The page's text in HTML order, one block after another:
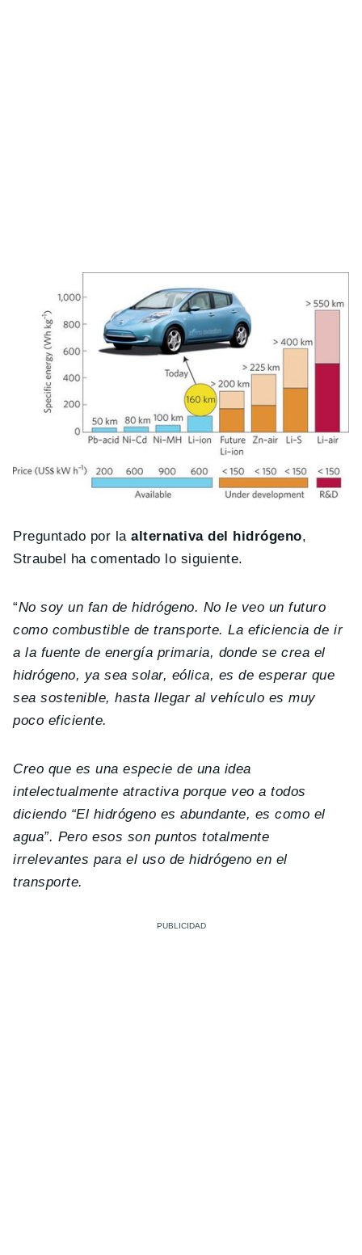
Preguntado por laalternativa del hidrógeno,
Straubel ha comentado lo siguiente.
“No soy un fan de hidrógeno. No le veo un futuro
como combustible de transporte. La eficiencia de ir
a la fuente de energía primaria, donde se crea el
hidrógeno, ya sea solar, eólica, es de esperar que
sea sostenible, hasta llegar al vehículo es muy
poco eficiente.
Creo que es una especie de una idea
intelectualmente atractiva porque veo a todos
diciendo “El hidrógeno es abundante, es como el
agua”. Pero esos son puntos totalmente
irrelevantes para el uso de hidrógeno en el
transporte.